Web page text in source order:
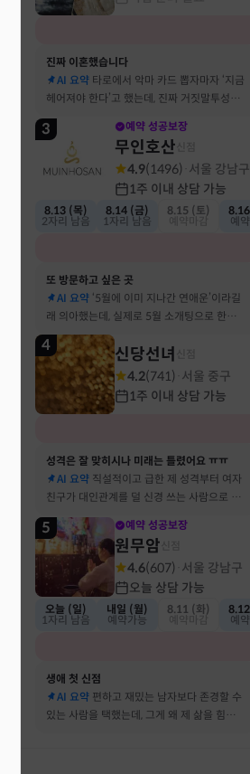
진짜 이혼했습니다
AI 요약 타로에서 악마 카드 뽑자마자 ‘지금
헤어져야 한다’고 했는데, 진짜 거짓말투성이
결혼 생활 끝에 이혼 숙고 중이에요
3 예약 성공보장
무인호산
4.9(1496) 서울 강남구
1주 이내 상담 가능
8.13 (목)
2자리 남음
8.14 (금)
1자리 남음
8.15 (토)
예
또 방문하고 싶은 곳
AI 요약 ‘5월에 이미 지나간 연애운’이라길
래 의아했는데, 실제로 5월 소개팅으로 한참
고민했던 사람이 있었어요
4 신당선녀
4.2(741) 서울 중구
1주 이내 상담 가능
성격은 잘 맞히시나 미래는 틀렸어요 ㅠㅠ
AI 요약 직설적이고 급한 제 성격부터 여자
친구가 대인관계를 덜 신경 쓰는 사람으로 바
뀔 거란 말까지 그대로 현실이 됐어요
5 예약 성공보장
원무암
4.6(607) 서울 강남구
오늘 상담 가능
오늘 (일)
1자리 남음
내일 (월)
예약가능
8.11 (화)
예
생애 첫 신점
AI 요약 편하고 재밌는 남자보다 존경할 수
있는 사람을 택했는데, 그게 왜 제 삶을 힘들게